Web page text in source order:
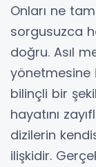
Onları ne
sorgusuzca
doğru. Asıl
yönetmesine
bilinçli bir
hayatını
dizilerin
ilişkidir.